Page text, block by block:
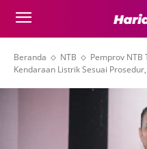
Beranda NTB
Pemprov NTB
Kendaraan Listrik Sesuai